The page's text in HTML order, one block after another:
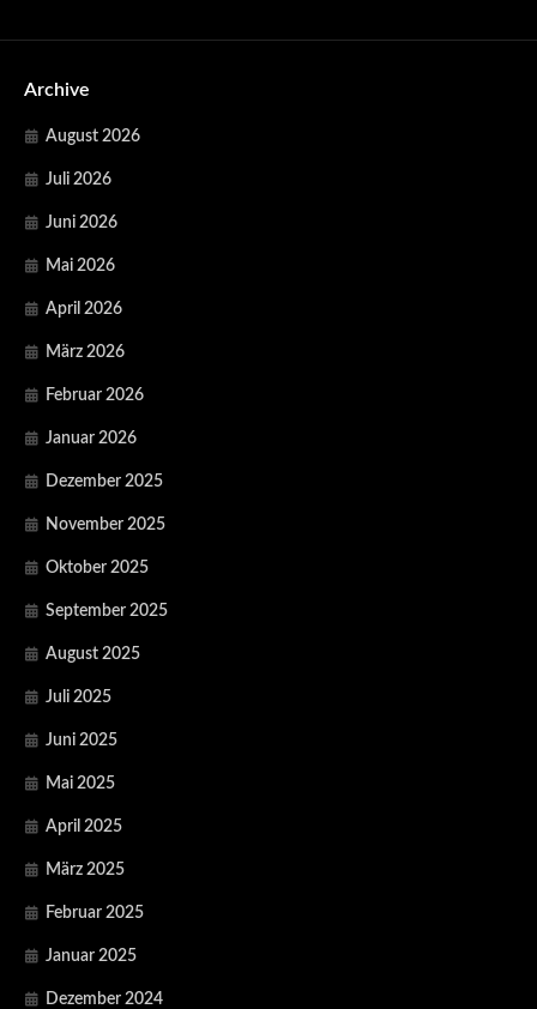
Archive
August 2026
Juli 2026
Juni 2026
Mai 2026
April 2026
März 2026
Februar 2026
Januar 2026
Dezember 2025
November 2025
Oktober 2025
September 2025
August 2025
Juli 2025
Juni 2025
Mai 2025
April 2025
März 2025
Februar 2025
Januar 2025
Dezember 2024